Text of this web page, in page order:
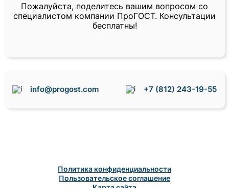
Пожалуйста, поделитесь вашим вопросом со
специалистом компании ПроГОСТ. Консультации
бесплатны!
info@progost.com +7 (812) 243-19-55
Политика конфиденциальности
Пользовательское соглашение